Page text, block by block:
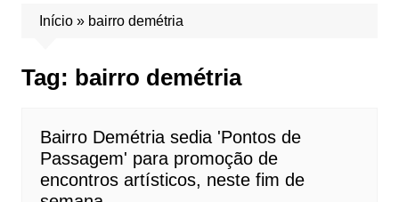
Início» bairro demétria
Tag: bairro demétria
Bairro Demétria sedia 'Pontos de
Passagem' para promoção de
encontros artísticos, neste fim de